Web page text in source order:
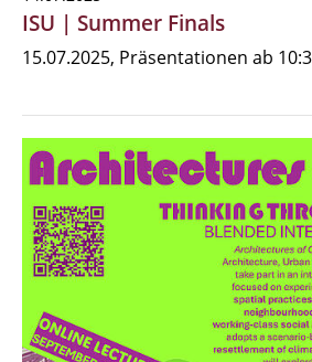
ISU | Summer Finals
15.07.2025, Präsentationen ab